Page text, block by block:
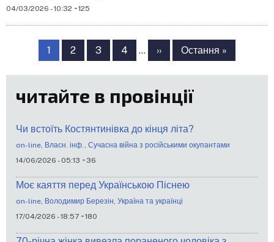
04/03/2026 - 10:32 -125
сторінки
Сторінка
1 Сторінка
2 Сторінка
3 Сторінка
4 …
Наступна
››
Остання
Остання »
читайте в провінції
Чи встоїть Костянтинівка до кінця літа?
on-line Власн. інф.
Сучасна війна з російськими окупантами
14/06/2026 - 05:13 - 36
Моє каяття перед Українською Піснею
on-line Володимир Березін Україна та українці
17/04/2026 - 18:57 -180